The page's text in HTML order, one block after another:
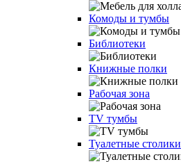
Комоды и тумбы
Библиотеки
Книжные полки
Рабочая зона
TV тумбы
Туалетные столики